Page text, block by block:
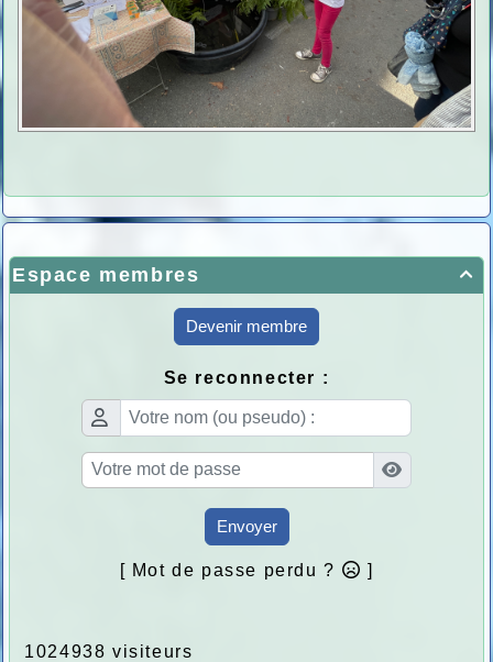

Espace membres
Devenir membre
Se reconnecter :
Envoyer
[ Mot de passe perdu ? ]
1024938 visiteurs